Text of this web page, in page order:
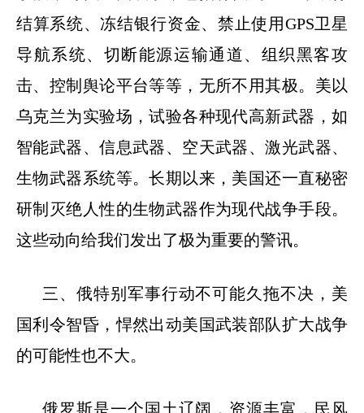
结算系统、冻结银行资金、禁止使用GPS卫星
导航系统、切断能源运输通道、组织黑客攻
击、控制舆论平台等等，无所不用其极。美以
乌克兰为实验场，试验各种现代高新武器，如
智能武器、信息武器、空天武器、激光武器、
生物武器系统等。长期以来，美国还一直秘密
研制灭绝人性的生物武器作为现代战争手段。
这些动向给我们发出了极为重要的警讯。
三、俄特别军事行动不可能久拖不决，美
国利令智昏，悍然出动美国武装部队扩大战争
的可能性也不大。
俄罗斯是一个国土辽阔，资源丰富，民风